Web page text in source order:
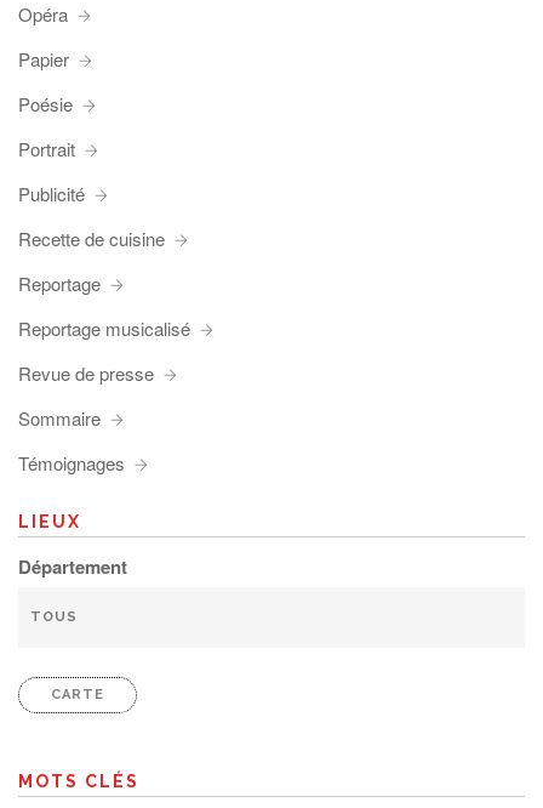
Opéra
Papier
Poésie
Portrait
Publicité
Recette de cuisine
Reportage
Reportage musicalisé
Revue de presse
Sommaire
Témoignages
LIEUX
Département
CARTE
MOTS CLÉS